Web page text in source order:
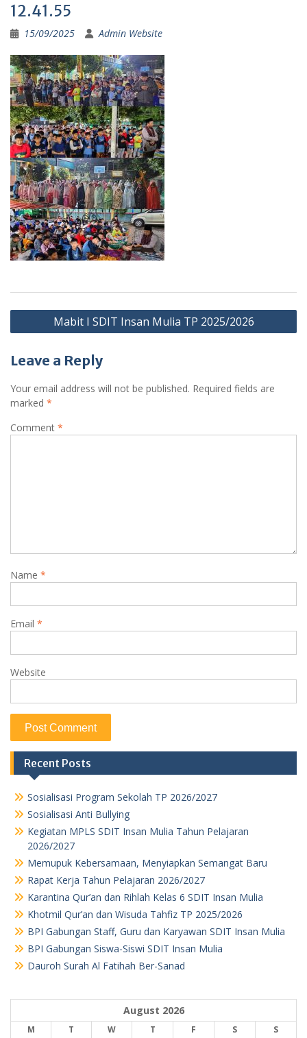
12.41.55
15/09/2025 Admin Website
Post
navigation
Mabit I SDIT Insan Mulia TP 2025/2026
Leave a Reply
Your email address will not be published. Required fields are
marked *
Comment *
Name *
Email *
Website
Recent Posts
Sosialisasi Program Sekolah TP 2026/2027
Sosialisasi Anti Bullying
Kegiatan MPLS SDIT Insan Mulia Tahun Pelajaran
2026/2027
Memupuk Kebersamaan, Menyiapkan Semangat Baru
Rapat Kerja Tahun Pelajaran 2026/2027
Karantina Qur’an dan Rihlah Kelas 6 SDIT Insan Mulia
Khotmil Qur’an dan Wisuda Tahfiz TP 2025/2026
BPI Gabungan Staff, Guru dan Karyawan SDIT Insan Mulia
BPI Gabungan Siswa-Siswi SDIT Insan Mulia
Dauroh Surah Al Fatihah Ber-Sanad
August 2026
M T W T F S
S